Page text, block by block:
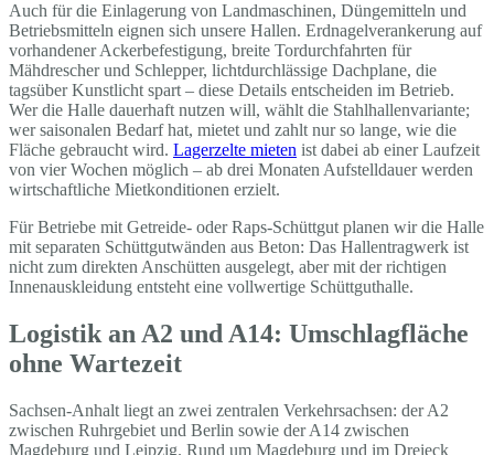
Auch für die Einlagerung von Landmaschinen, Düngemitteln und
Betriebsmitteln eignen sich unsere Hallen. Erdnagelverankerung auf
vorhandener Ackerbefestigung, breite Tordurchfahrten für
Mähdrescher und Schlepper, lichtdurchlässige Dachplane, die
tagsüber Kunstlicht spart – diese Details entscheiden im Betrieb.
Wer die Halle dauerhaft nutzen will, wählt die Stahlhallenvariante;
wer saisonalen Bedarf hat, mietet und zahlt nur so lange, wie die
Fläche gebraucht wird. Lagerzelte mieten ist dabei ab einer Laufzeit
von vier Wochen möglich – ab drei Monaten Aufstelldauer werden
wirtschaftliche Mietkonditionen erzielt.
Für Betriebe mit Getreide- oder Raps-Schüttgut planen wir die Halle
mit separaten Schüttgutwänden aus Beton: Das Hallentragwerk ist
nicht zum direkten Anschütten ausgelegt, aber mit der richtigen
Innenauskleidung entsteht eine vollwertige Schüttguthalle.
Logistik an A2 und A14: Umschlagfläche
ohne Wartezeit
Sachsen-Anhalt liegt an zwei zentralen Verkehrsachsen: der A2
zwischen Ruhrgebiet und Berlin sowie der A14 zwischen
Magdeburg und Leipzig. Rund um Magdeburg und im Dreieck